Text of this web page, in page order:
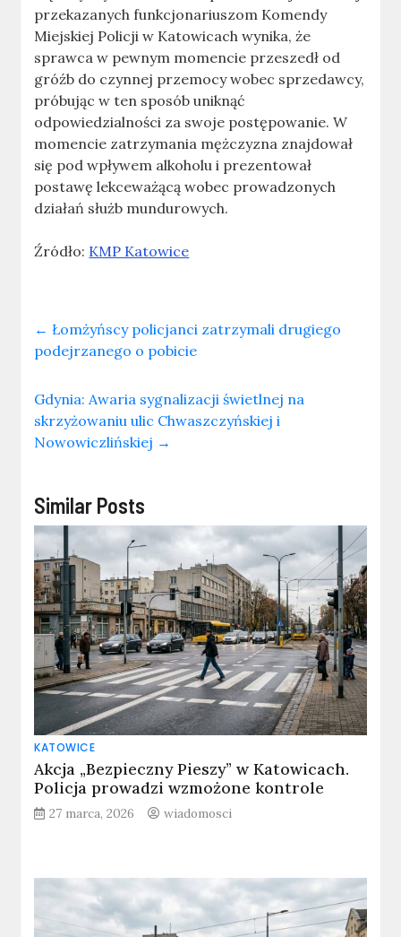
przekazanych funkcjonariuszom Komendy
Miejskiej Policji w Katowicach wynika, że
sprawca w pewnym momencie przeszedł od
gróźb do czynnej przemocy wobec sprzedawcy,
próbując w ten sposób uniknąć
odpowiedzialności za swoje postępowanie. W
momencie zatrzymania mężczyzna znajdował
się pod wpływem alkoholu i prezentował
postawę lekceważącą wobec prowadzonych
działań służb mundurowych.
Źródło: KMP Katowice
← Łomżyńscy policjanci zatrzymali drugiego
podejrzanego o pobicie
Gdynia: Awaria sygnalizacji świetlnej na
skrzyżowaniu ulic Chwaszczyńskiej i
Nowowiczlińskiej →
Similar Posts
KATOWICE
Akcja „Bezpieczny Pieszy” w Katowicach.
Policja prowadzi wzmożone kontrole
27 marca, 2026 wiadomosci